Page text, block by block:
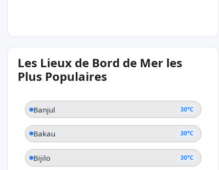
30°C
Serrekunda
Les Lieux de Bord de Mer les
Plus Populaires
Banjul 30°C
Bakau 30°C
Bijilo 30°C